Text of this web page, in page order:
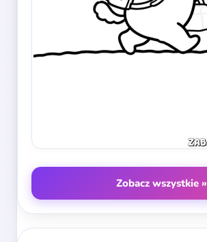
Zobacz wszystkie »